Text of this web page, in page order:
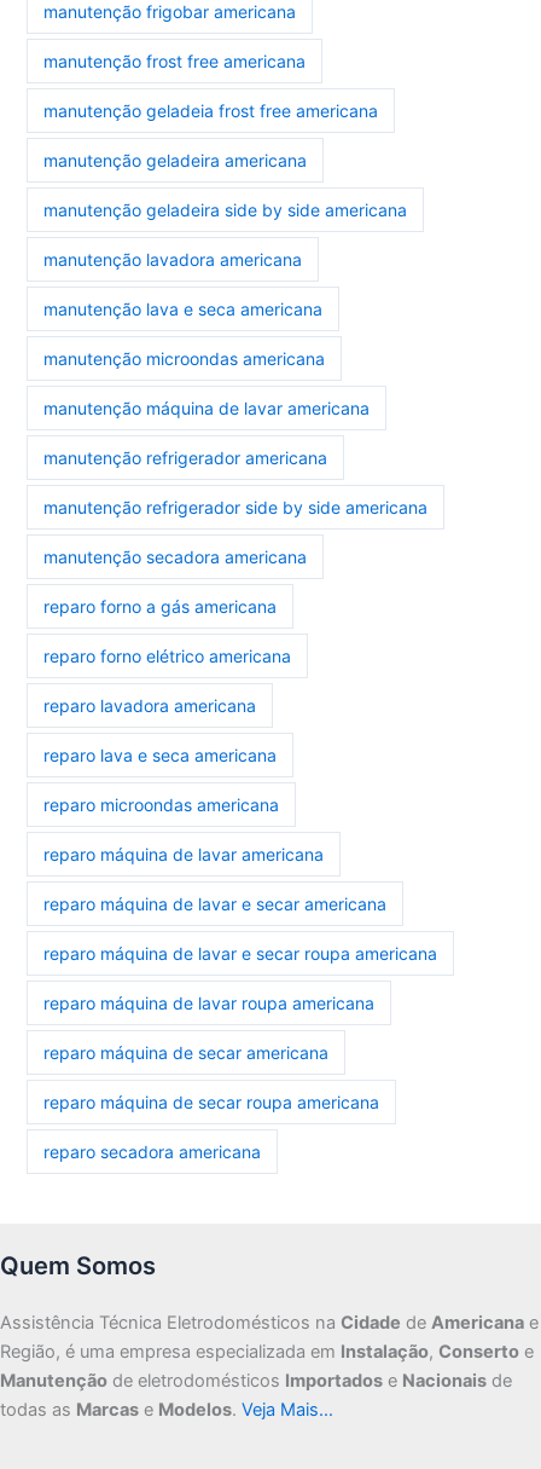
manutenção frigobar americana
manutenção frost free americana
manutenção geladeia frost free americana
manutenção geladeira americana
manutenção geladeira side by side americana
manutenção lavadora americana
manutenção lava e seca americana
manutenção microondas americana
manutenção máquina de lavar americana
manutenção refrigerador americana
manutenção refrigerador side by side americana
manutenção secadora americana
reparo forno a gás americana
reparo forno elétrico americana
reparo lavadora americana
reparo lava e seca americana
reparo microondas americana
reparo máquina de lavar americana
reparo máquina de lavar e secar americana
reparo máquina de lavar e secar roupa americana
reparo máquina de lavar roupa americana
reparo máquina de secar americana
reparo máquina de secar roupa americana
reparo secadora americana
Quem Somos
Assistência Técnica Eletrodomésticos na Cidade de Americana e
Região, é uma empresa especializada em Instalação, Conserto e
Manutenção de eletrodomésticos Importados e Nacionais de
todas as Marcas e Modelos. Veja Mais…